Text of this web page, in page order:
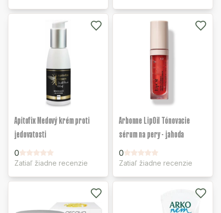
Apitofix Medový krém proti
jedovatosti
0
Zatiaľ žiadne recenzie
Arbonne LipOil Tónovacie
sérum na pery - jahoda
0
Zatiaľ žiadne recenzie